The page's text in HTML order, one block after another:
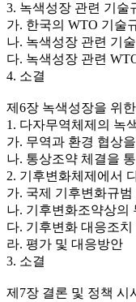
3. 녹색성장 관련 기술
가. 한국의 WTO 기술
나. 녹색성장 관련 기
다. 녹색성장 관련
4. 소결
제6장 녹색성장을 위
1. 다자무역체제의 녹
가. 무역과 환경 협상
나. 통상조약 체결을
2. 기후변화체제에서
가. 국제 기후변화규범
나. 기후변화조약상의
다. 기후변화 대응조치
라. 평가 및 대응방안
3. 소결
제7장 결론 및 정책 시